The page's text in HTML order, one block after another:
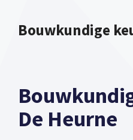
naarBouwkundige
De Heurne